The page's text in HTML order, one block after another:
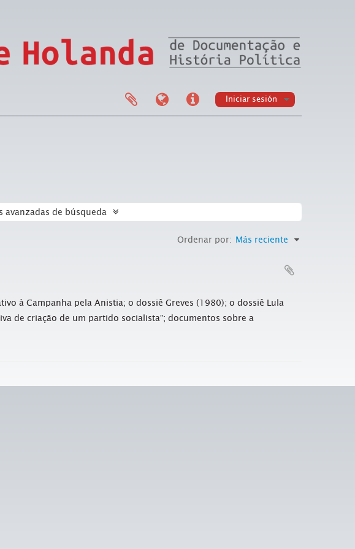
Iniciar sesión
avanzadas de búsqueda
Ordenar por: Más reciente
à Campanha pela Anistia; o dossiê Greves (1980); o dossiê Lula
de criação de um partido socialista”; documentos sobre a